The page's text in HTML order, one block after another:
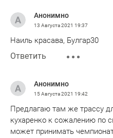
Анонимно
13 Августа 2021 19:37
Наиль красава, Булгар30
Ответить
Анонимно
15 Августа 2021 19:42
Предлагаю там же трассу
кухаренко к сожалению по
может принимать